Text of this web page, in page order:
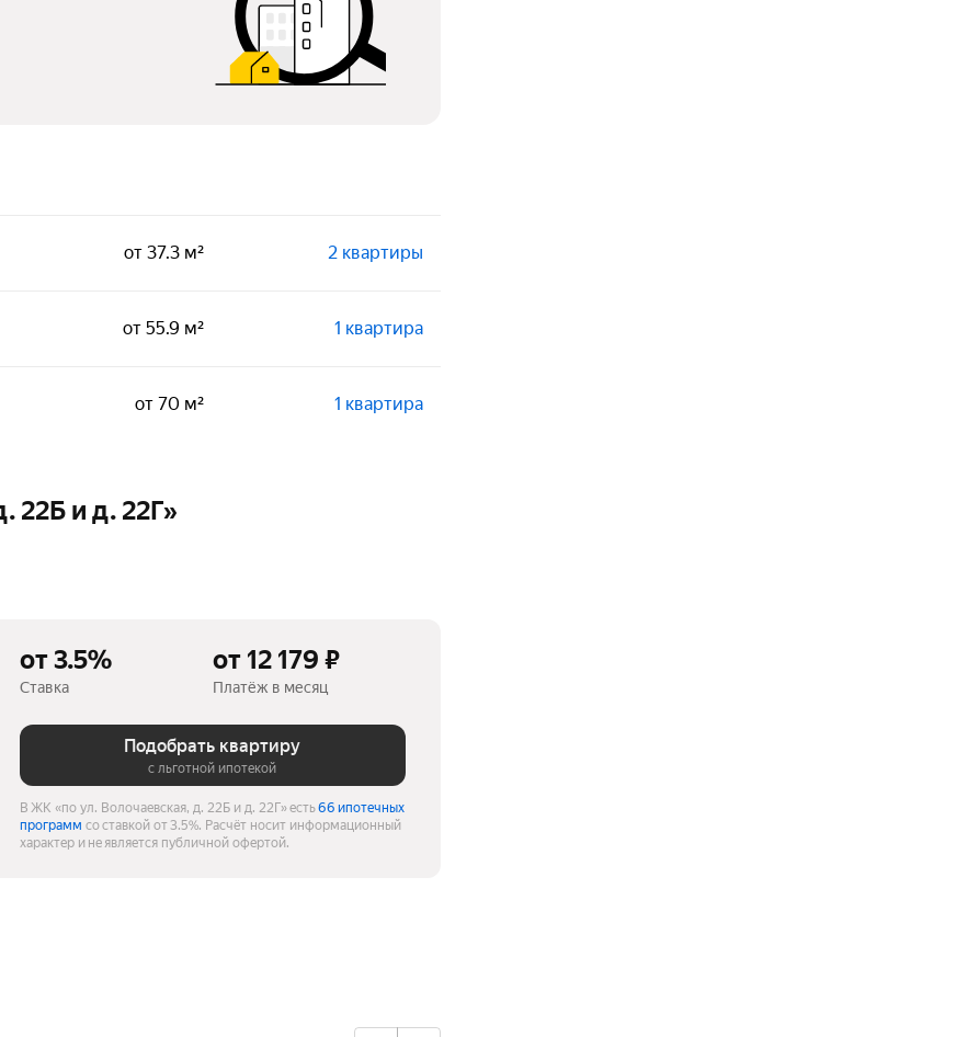
от 37.3 м² 2 квартиры
от 55.9 м² 1 квартира
от 70 м² 1 квартира
22Б и д. 22Г»
от 3.5%
Ставка
от 12 179 ₽
Платёж в месяц
Подобрать квартиру
с льготной ипотекой
В ЖК «по ул. Волочаевская, д. 22Б и д. 22Г» есть66 ипотечных
программ со ставкой от 3.5%. Расчёт носит информационный
характер и не является публичной офертой.